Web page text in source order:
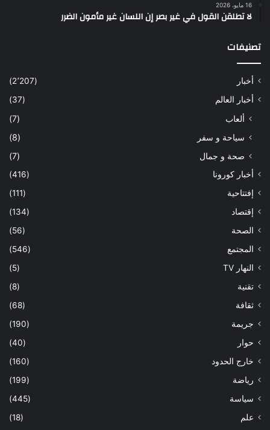
16 مايو، 2026
لا تطلقن القول في غير بصر إن اللسان غير مأمون الضرر
تصنيفات
أخبار
(2٬207)
أخبار العالم
(37)
ألعاب
(7)
سياحة و سفر
(8)
صحة و جمال
(7)
أخبار كورونا
(416)
إفتتاحية
(111)
إقتصاد
(134)
الصحة
(56)
المجتمع
(546)
النهار TV
(5)
تقنية
(8)
ثقافة
(68)
جريمة
(190)
حوار
(40)
خارج الحدود
(160)
رياضة
(199)
سياسة
(445)
علم
(18)